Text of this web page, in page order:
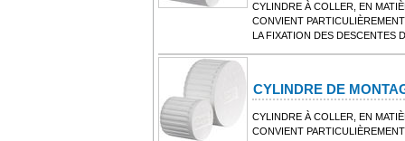
CYLINDRE À COLLER, EN
CONVIENT
LA FIXATION DES
CYLINDRE DE
CYLINDRE À COLLER, EN
CONVIENT